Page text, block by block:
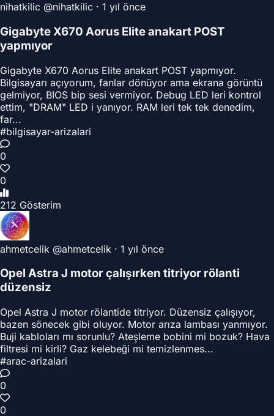
nihatkilic @nihatkilic · 1 yıl önce
Gigabyte X670 Aorus Elite anakart POST
yapmıyor
Gigabyte X670 Aorus Elite anakart POST yapmıyor.
Bilgisayarı açıyorum, fanlar dönüyor ama ekrana görüntü
gelmiyor, BIOS bip sesi vermiyor. Debug LED leri kontrol
ettim, "DRAM" LED i yanıyor. RAM leri tek tek denedim,
far...
#bilgisayar-arizalari
0
0
212 Gösterim
ahmetcelik @ahmetcelik · 1 yıl önce
Opel Astra J motor çalışırken titriyor rölanti
düzensiz
Opel Astra J motor rölantide titriyor. Düzensiz çalışıyor,
bazen sönecek gibi oluyor. Motor arıza lambası yanmıyor.
Buji kabloları mı sorunlu? Ateşleme bobini mi bozuk? Hava
filtresi mi kirli? Gaz kelebeği mi temizlenmes...
#arac-arizalari
0
0